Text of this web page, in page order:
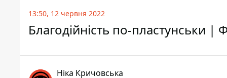
13:50, 12 червня 2022
Благодійність по-пластунськи |
Ніка Кричовська